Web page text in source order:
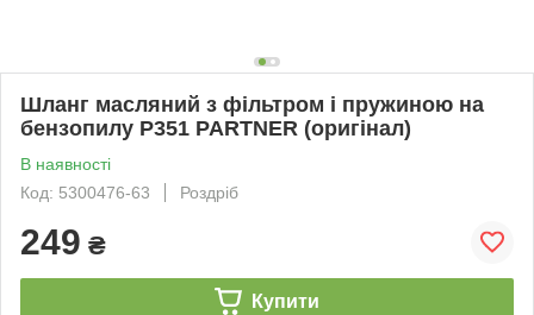
Шланг масляний з фільтром і пружиною на
бензопилу Р351 PARTNER (оригінал)
В наявності
Код: 5300476-63
Роздріб
249 ₴
Купити